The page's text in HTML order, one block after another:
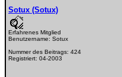
Sotux (Sotux)
Erfahrenes Mitglied
Benutzername: Sotux
Nummer des Beitrags: 424
Registriert: 04-2003